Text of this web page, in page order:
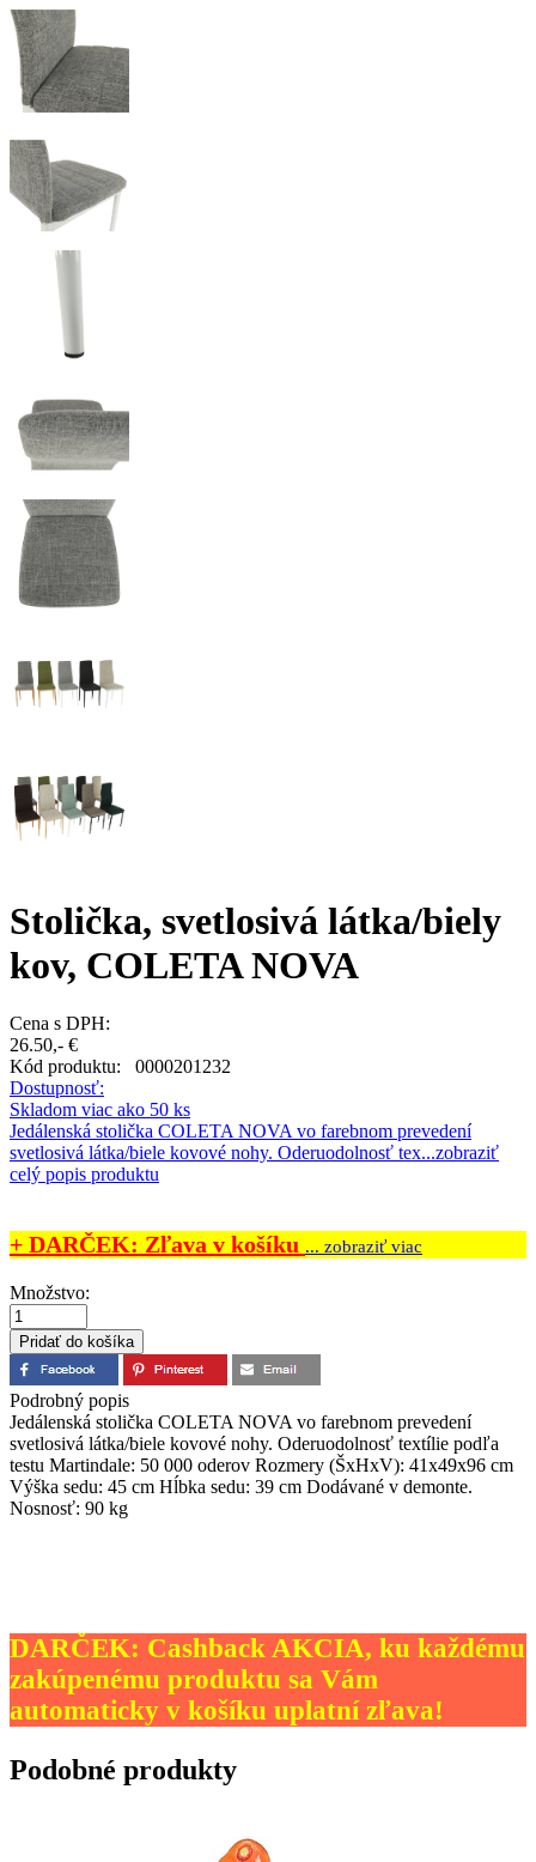
Stolička, svetlosivá látka/biely
kov, COLETA NOVA
Cena s DPH:
26.50,- €
Kód produktu: 0000201232
Dostupnosť:
Skladom viac ako 50 ks
Jedálenská stolička COLETA NOVA vo farebnom prevedení
svetlosivá látka/biele kovové nohy. Oderuodolnosť tex...zobraziť
celý popis produktu
+ DARČEK: Zľava v košíku ... zobraziť viac
Množstvo:
Podrobný popis
Jedálenská stolička COLETA NOVA vo farebnom prevedení
svetlosivá látka/biele kovové nohy. Oderuodolnosť textílie podľa
testu Martindale: 50 000 oderov Rozmery (ŠxHxV): 41x49x96 cm
Výška sedu: 45 cm Hĺbka sedu: 39 cm Dodávané v demonte.
Nosnosť: 90 kg
DARČEK: Cashback AKCIA, ku každému
zakúpenému produktu sa Vám
automaticky v košíku uplatní zľava!
Podobné produkty